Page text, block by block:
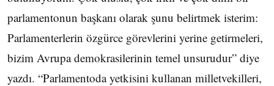
parlamentonun başkanı olarak şunu belirtmek isterim:
Parlamenterlerin özgürce görevlerini yerine getirmeleri,
bizim Avrupa demokrasilerinin temel unsurudur” diye
yazdı. “Parlamentoda yetkisini kullanan milletvekilleri,